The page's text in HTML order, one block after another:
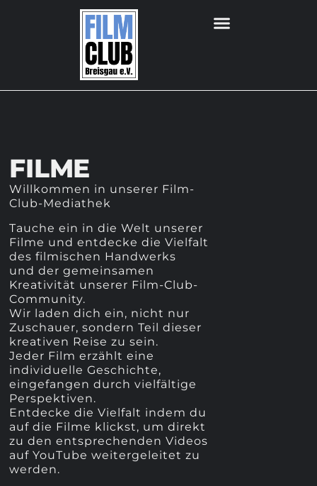
FILME
Willkommen in unserer Film-
Club-Mediathek
Tauche ein in die Welt unserer
Filme und entdecke die Vielfalt
des filmischen Handwerks
und der gemeinsamen
Kreativität unserer Film-Club-
Community.
Wir laden dich ein, nicht nur
Zuschauer, sondern Teil dieser
kreativen Reise zu sein.
Jeder Film erzählt eine
individuelle Geschichte,
eingefangen durch vielfältige
Perspektiven.
Entdecke die Vielfalt indem du
auf die Filme klickst, um direkt
zu den entsprechenden Videos
auf YouTube weitergeleitet zu
werden.